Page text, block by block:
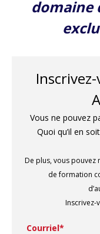
domaine
Vous ne pouvez
Quoi qu’il en
De plus, vous pouvez
de formation
Inscrivez-
Courriel*